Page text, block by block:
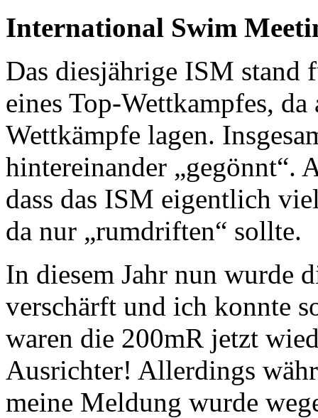
International Swim
Das diesjährige ISM
eines Top-Wettkampfes,
Wettkämpfe lagen.
hintereinander „gegönnt“.
dass das ISM eigentlich
da nur „rumdriften“ sollte.
In diesem Jahr nun wurde
verschärft und ich konnte
waren die 200mR jetzt
Ausrichter! Allerdings
meine Meldung wurde